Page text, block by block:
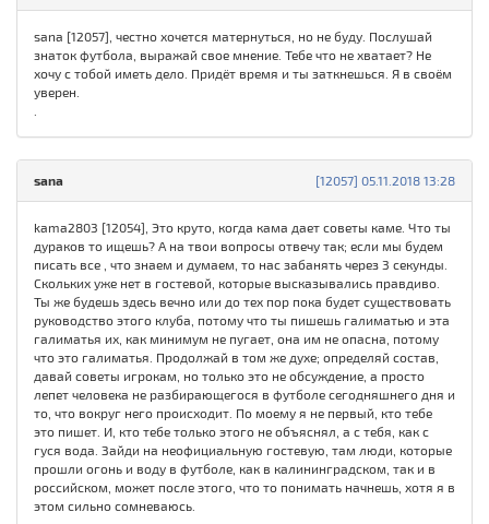
sana [12057], честно хочется матернуться, но не буду. Послушай
знаток футбола, выражай свое мнение. Тебе что не хватает? Не
хочу с тобой иметь дело. Придёт время и ты заткнешься. Я в своём
уверен.
[12057] 05.11.2018 13:28
sana
kama2803 [12054], Это круто, когда кама дает советы каме. Что ты
дураков то ищешь? А на твои вопросы отвечу так; если мы будем
писать все , что знаем и думаем, то нас забанять через 3 секунды.
Скольких уже нет в гостевой, которые высказывались правдиво.
Ты же будешь здесь вечно или до тех пор пока будет существовать
руководство этого клуба, потому что ты пишешь галиматью и эта
галиматья их, как минимум не пугает, она им не опасна, потому
что это галиматья. Продолжай в том же духе; определяй состав,
давай советы игрокам, но только это не обсуждение, а просто
лепет человека не разбирающегося в футболе сегодняшнего дня и
то, что вокруг него происходит. По моему я не первый, кто тебе
это пишет. И, кто тебе только этого не объяснял, а с тебя, как с
гуся вода. Зайди на неофициальную гостевую, там люди, которые
прошли огонь и воду в футболе, как в калининградском, так и в
российском, может после этого, что то понимать начнешь, хотя я в
этом сильно сомневаюсь.